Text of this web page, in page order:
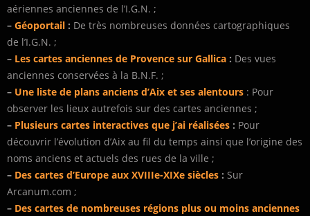
aériennes anciennes de l’I.G.N. ;
– Géoportail : De très nombreuses données cartographiques
de l’I.G.N. ;
– Les cartes anciennes de Provence sur Gallica : Des vues
anciennes conservées à la B.N.F. ;
– Une liste de plans anciens d’Aix et ses alentours : Pour
observer les lieux autrefois sur des cartes anciennes ;
– Plusieurs cartes interactives que j’ai réalisées : Pour
découvrir l’évolution d’Aix au fil du temps ainsi que l’origine des
noms anciens et actuels des rues de la ville ;
– Des cartes d’Europe aux XVIIIe-XIXe siècles : Sur
Arcanum.com ;
– Des cartes de nombreuses régions plus ou moins anciennes